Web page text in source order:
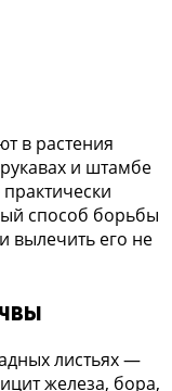
в растения
и штамбе
способ борьбы
вылечить его не
листьях —
железа, бора,